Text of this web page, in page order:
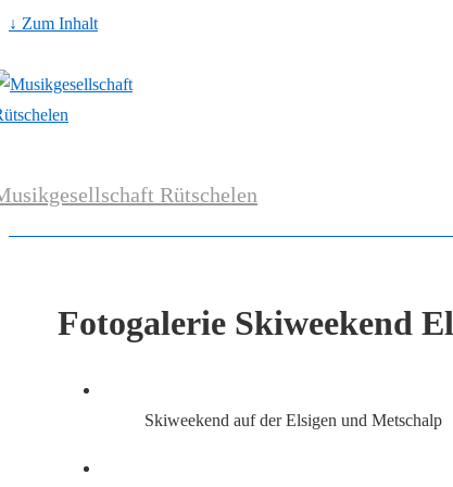
↓ Zum Inhalt
Rütschelen
Fotogalerie Skiweekend
Skiweekend auf der Elsigen und Metschalp